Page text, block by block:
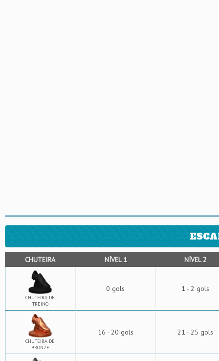
CHUTEIRA NÍVEL 1 NÍVEL 2
CHUTEIRA DE
TREINO
0 gols 1 - 2 gols
CHUTEIRA DE
BRONZE
16 - 20 gols 21 - 25 gols